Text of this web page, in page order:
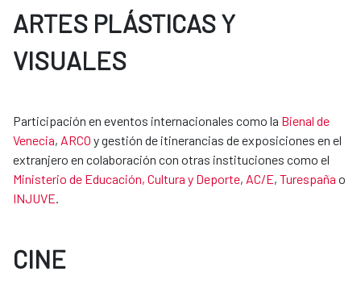
ARTES PLÁSTICAS Y
VISUALES
Participación en eventos internacionales como la Bienal de
Venecia, ARCO y gestión de itinerancias de exposiciones en el
extranjero en colaboración con otras instituciones como el
Ministerio de Educación, Cultura y Deporte, AC/E, Turespaña o
INJUVE.
CINE